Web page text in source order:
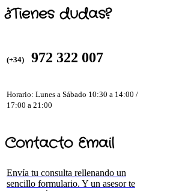
¿Tienes dudas?
(+34) 972 322 007
Horario: Lunes a Sábado 10:30 a 14:00 /
17:00 a 21:00
Contacto Email
Envía tu consulta rellenando un
sencillo formulario. Y un asesor te